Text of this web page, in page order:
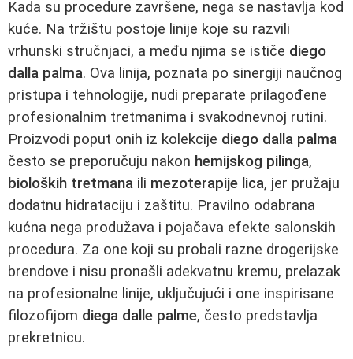
Kada su procedure završene, nega se nastavlja kod
kuće. Na tržištu postoje linije koje su razvili
vrhunski stručnjaci, a među njima se ističe diego
dalla palma. Ova linija, poznata po sinergiji naučnog
pristupa i tehnologije, nudi preparate prilagođene
profesionalnim tretmanima i svakodnevnoj rutini.
Proizvodi poput onih iz kolekcije diego dalla palma
često se preporučuju nakon hemijskog pilinga,
bioloških tretmana ili mezoterapije lica, jer pružaju
dodatnu hidrataciju i zaštitu. Pravilno odabrana
kućna nega produžava i pojačava efekte salonskih
procedura. Za one koji su probali razne drogerijske
brendove i nisu pronašli adekvatnu kremu, prelazak
na profesionalne linije, uključujući i one inspirisane
filozofijom diega dalle palme, često predstavlja
prekretnicu.